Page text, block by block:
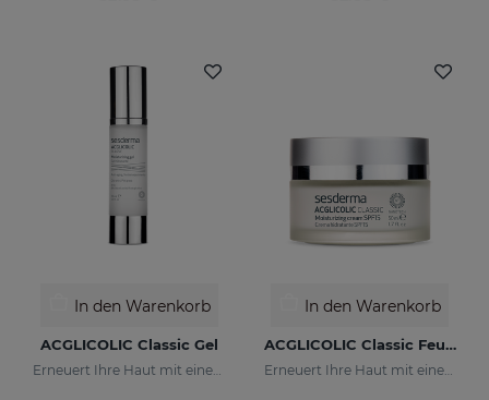
In den Warenkorb
ACGLICOLIC Classic Gel
In den Warenkorb
ACGLICOLIC Classic Feuchtigkeitscreme
Erneuert Ihre Haut mit einer noch nie dagewesenen Wirksamkeit